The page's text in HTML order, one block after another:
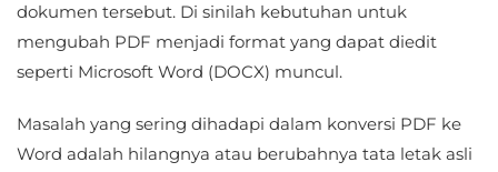
dokumen tersebut. Di sinilah kebutuhan untuk
mengubah PDF menjadi format yang dapat diedit
seperti Microsoft Word (DOCX) muncul.
Masalah yang sering dihadapi dalam konversi PDF ke
Word adalah hilangnya atau berubahnya tata letak asli